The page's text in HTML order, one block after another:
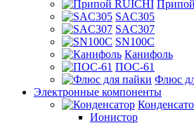
SAC305
SAC307
SN100C
Канифоль
ПОС-61
Флюс
Электронные компоненты
Ионистор